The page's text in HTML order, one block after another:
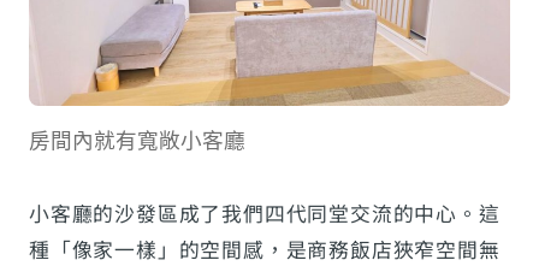
房間內就有寬敞小客廳
小客廳的沙發區成了我們四代同堂交流的中心。這
種「像家一樣」的空間感，是商務飯店狹窄空間無